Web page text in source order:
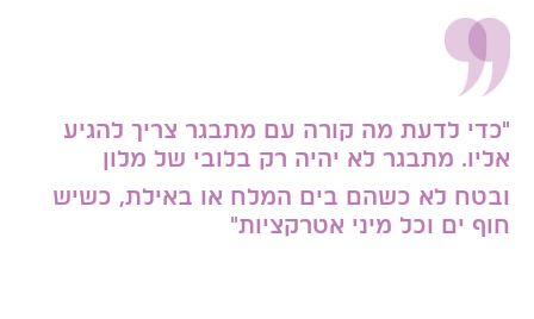
"כדי לדעת מה קורה עם מתבגר צריך להגיע
אליו. מתבגר לא יהיה רק בלובי של מלון
ובטח לא כשהם בים המלח או באילת, כשיש
חוף ים וכל מיני אטרקציות"